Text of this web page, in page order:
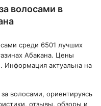
волосами в
среди 6501 лучших
Абакана. Цены
Информация актуальна на
волосами, ориентируясь
отзывы, обзоры и